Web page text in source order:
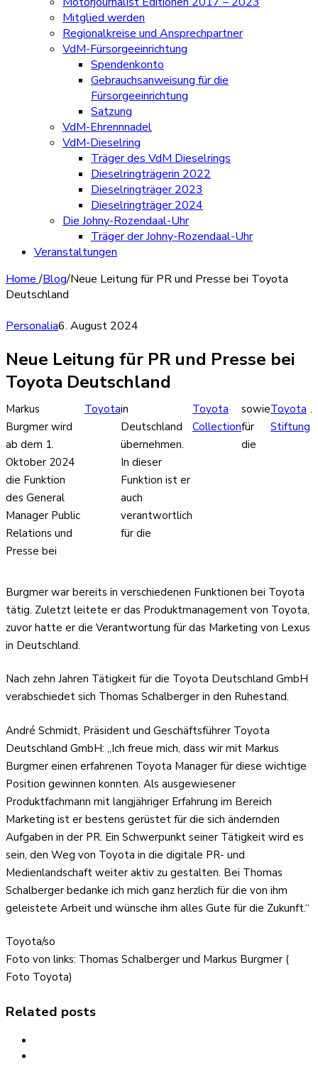
Mitglied werden
Regionalkreise und Ansprechpartner
VdM-Fürsorgeeinrichtung
Spendenkonto
Gebrauchsanweisung für die
Fürsorgeeinrichtung
Satzung
VdM-Ehrennnadel
VdM-Dieselring
Träger des VdM Dieselrings
Dieselringträgerin 2022
Dieselringträger 2023
Dieselringträger 2024
Die Johny-Rozendaal-Uhr
Träger der Johny-Rozendaal-Uhr
Veranstaltungen
Home/Blog/Neue Leitung für PR und Presse bei Toyota
Deutschland
Personalia6. August 2024
Neue Leitung für PR und Presse bei
Toyota Deutschland
Markus
Burgmer wird
ab dem 1.
Oktober 2024
die Funktion
des General
Manager Public
Relations und
Presse bei
Toyotain
Deutschland
übernehmen.
In dieser
Funktion ist er
auch
verantwortlich
für die
Toyota
Collection
sowie
für
die
Toyota
Stiftung
.
Burgmer war bereits in verschiedenen Funktionen bei Toyota
tätig. Zuletzt leitete er das Produktmanagement von Toyota,
zuvor hatte er die Verantwortung für das Marketing von Lexus
in Deutschland.
Nach zehn Jahren Tätigkeit für die Toyota Deutschland GmbH
verabschiedet sich Thomas Schalberger in den Ruhestand.
André Schmidt, Präsident und Geschäftsführer Toyota
Deutschland GmbH: „Ich freue mich, dass wir mit Markus
Burgmer einen erfahrenen Toyota Manager für diese wichtige
Position gewinnen konnten. Als ausgewiesener
Produktfachmann mit langjähriger Erfahrung im Bereich
Marketing ist er bestens gerüstet für die sich ändernden
Aufgaben in der PR. Ein Schwerpunkt seiner Tätigkeit wird es
sein, den Weg von Toyota in die digitale PR- und
Medienlandschaft weiter aktiv zu gestalten. Bei Thomas
Schalberger bedanke ich mich ganz herzlich für die von ihm
geleistete Arbeit und wünsche ihm alles Gute für die Zukunft.“
Toyota/so
Foto von links: Thomas Schalberger und Markus Burgmer (
Foto Toyota)
Related posts